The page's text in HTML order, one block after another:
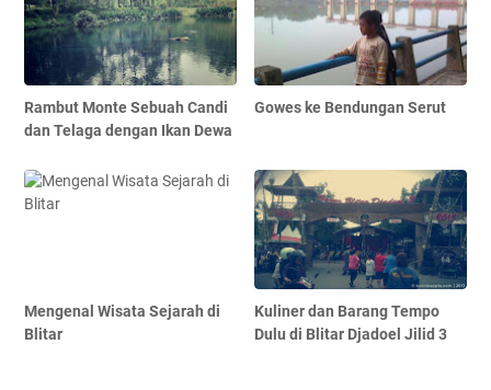
Rambut Monte Sebuah Candi
dan Telaga dengan Ikan Dewa
Gowes ke Bendungan Serut
Mengenal Wisata Sejarah di
Blitar
Kuliner dan Barang Tempo
Dulu di Blitar Djadoel Jilid 3